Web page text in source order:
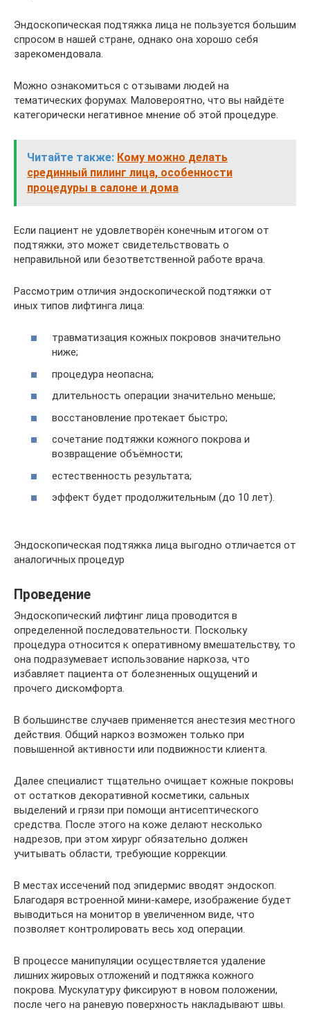
Эндоскопическая подтяжка лица не пользуется большим
спросом в нашей стране, однако она хорошо себя
зарекомендовала.
Можно ознакомиться с отзывами людей на
тематических форумах. Маловероятно, что вы найдёте
категорически негативное мнение об этой процедуре.
Читайте также: Кому можно делать
срединный пилинг лица, особенности
процедуры в салоне и дома
Если пациент не удовлетворён конечным итогом от
подтяжки, это может свидетельствовать о
неправильной или безответственной работе врача.
Рассмотрим отличия эндоскопической подтяжки от
иных типов лифтинга лица:
травматизация кожных покровов значительно
ниже;
процедура неопасна;
длительность операции значительно меньше;
восстановление протекает быстро;
сочетание подтяжки кожного покрова и
возвращение объёмности;
естественность результата;
эффект будет продолжительным (до 10 лет).
Эндоскопическая подтяжка лица выгодно отличается от
аналогичных процедур
Проведение
Эндоскопический лифтинг лица проводится в
определенной последовательности. Поскольку
процедура относится к оперативному вмешательству, то
она подразумевает использование наркоза, что
избавляет пациента от болезненных ощущений и
прочего дискомфорта.
В большинстве случаев применяется анестезия местного
действия. Общий наркоз возможен только при
повышенной активности или подвижности клиента.
Далее специалист тщательно очищает кожные покровы
от остатков декоративной косметики, сальных
выделений и грязи при помощи антисептического
средства. После этого на коже делают несколько
надрезов, при этом хирург обязательно должен
учитывать области, требующие коррекции.
В местах иссечений под эпидермис вводят эндоскоп.
Благодаря встроенной мини-камере, изображение будет
выводиться на монитор в увеличенном виде, что
позволяет контролировать весь ход операции.
В процессе манипуляции осуществляется удаление
лишних жировых отложений и подтяжка кожного
покрова. Мускулатуру фиксируют в новом положении,
после чего на раневую поверхность накладывают швы.